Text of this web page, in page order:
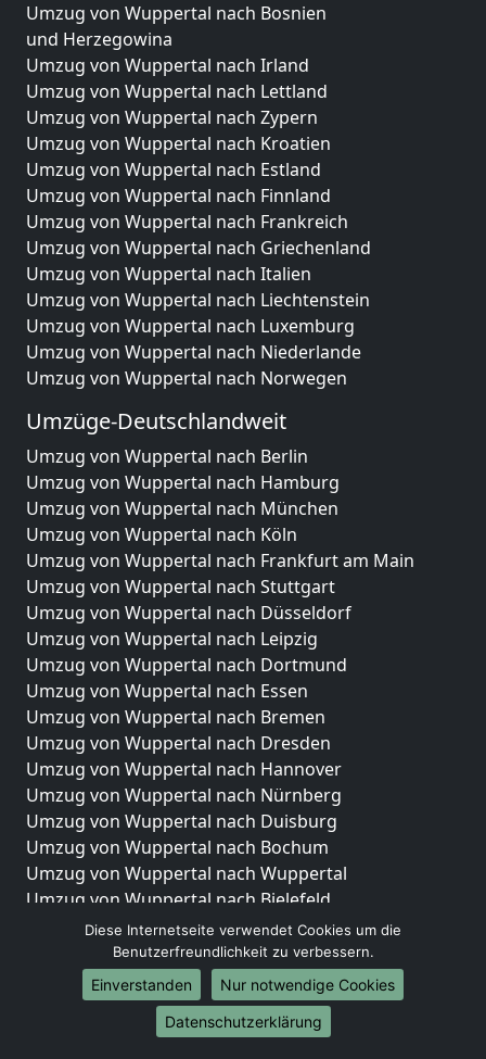
Umzug von Wuppertal nach Bosnien
und Herzegowina
Umzug von Wuppertal nach Irland
Umzug von Wuppertal nach Lettland
Umzug von Wuppertal nach Zypern
Umzug von Wuppertal nach Kroatien
Umzug von Wuppertal nach Estland
Umzug von Wuppertal nach Finnland
Umzug von Wuppertal nach Frankreich
Umzug von Wuppertal nach Griechenland
Umzug von Wuppertal nach Italien
Umzug von Wuppertal nach Liechtenstein
Umzug von Wuppertal nach Luxemburg
Umzug von Wuppertal nach Niederlande
Umzug von Wuppertal nach Norwegen
Umzüge-Deutschlandweit
Umzug von Wuppertal nach Berlin
Umzug von Wuppertal nach Hamburg
Umzug von Wuppertal nach München
Umzug von Wuppertal nach Köln
Umzug von Wuppertal nach Frankfurt am Main
Umzug von Wuppertal nach Stuttgart
Umzug von Wuppertal nach Düsseldorf
Umzug von Wuppertal nach Leipzig
Umzug von Wuppertal nach Dortmund
Umzug von Wuppertal nach Essen
Umzug von Wuppertal nach Bremen
Umzug von Wuppertal nach Dresden
Umzug von Wuppertal nach Hannover
Umzug von Wuppertal nach Nürnberg
Umzug von Wuppertal nach Duisburg
Umzug von Wuppertal nach Bochum
Umzug von Wuppertal nach Wuppertal
Umzug von Wuppertal nach Bielefeld
Umzug von Wuppertal nach Bonn
Umzug von Wuppertal nach Münster
Internationale-Umzüge
Umzug von Wuppertal nach Brasilien
Diese Internetseite verwendet Cookies um die
Benutzerfreundlichkeit zu verbessern.
Einverstanden
Nur notwendige Cookies
Datenschutzerklärung